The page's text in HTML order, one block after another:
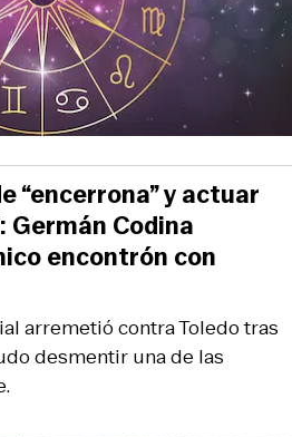
arremetió contra Toledo tras
desmentir una de las
“encerrona” y actuar
Germán Codina
encontrón con